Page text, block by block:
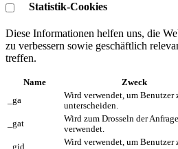
Statistik-Cookies
Diese Informationen helfen uns, die
zu verbessern sowie geschäftlich
treffen.
Name Zweck
_ga
Wird verwendet, um Benutzer
unterscheiden.
_gat
Wird zum Drosseln der
verwendet.
Wird verwendet, um Benutzer